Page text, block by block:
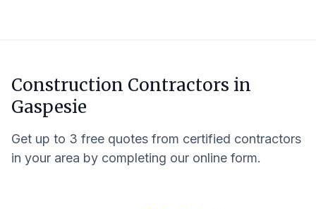
Construction Contractors in
Gaspesie
Get up to 3 free quotes from certified contractors
in your area by completing our online form.